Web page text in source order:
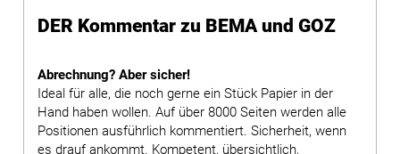
DER Kommentar zu BEMA und GOZ
Abrechnung? Aber sicher!
Ideal für alle, die noch gerne ein Stück Papier in der
Hand haben wollen. Auf über 8000 Seiten werden alle
Positionen ausführlich kommentiert. Sicherheit, wenn
es drauf ankommt. Kompetent, übersichtlich,